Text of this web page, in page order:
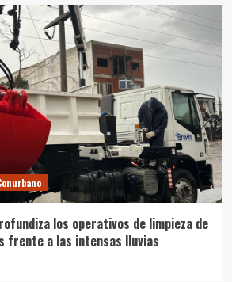
los operativos de limpieza de
frente a las intensas lluvias